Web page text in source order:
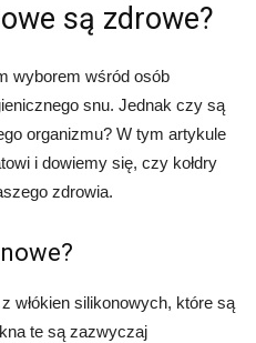
są zdrowe?
wyborem wśród osób
snu. Jednak czy są
organizmu? W tym artykule
i dowiemy się, czy kołdry
zdrowia.
włókien silikonowych, które są
te są zazwyczaj